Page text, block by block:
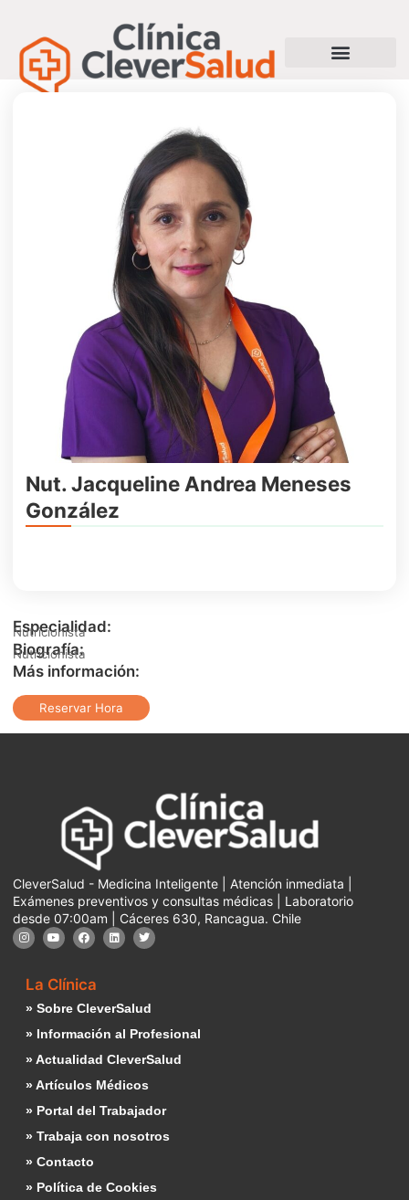
Nut. Jacqueline Andrea Meneses
González
Especialidad:
Nutricionista
Biografía:
Nutricionista
Más información:
Reservar Hora
CleverSalud - Medicina Inteligente | Atención inmediata |
Exámenes preventivos y consultas médicas | Laboratorio
desde 07:00am | Cáceres 630, Rancagua. Chile
La Clínica
» Sobre CleverSalud
» Información al Profesional
» Actualidad CleverSalud
» Artículos Médicos
» Portal del Trabajador
» Trabaja con nosotros
» Contacto
» Política de Cookies